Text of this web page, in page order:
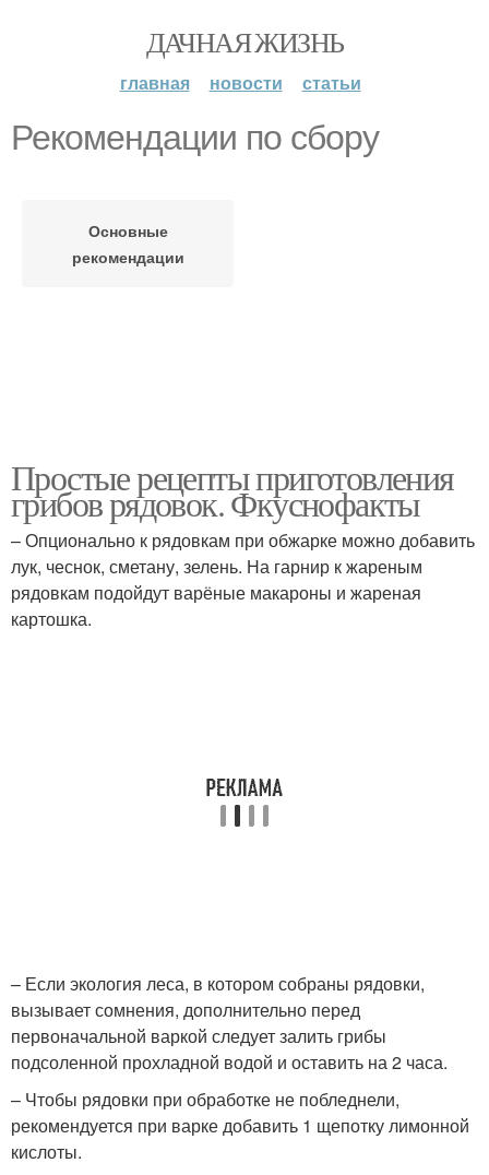
ДАЧНАЯ ЖИЗНЬ
главная новости статьи
Рекомендации по сбору
Основные
рекомендации
Простые рецепты приготовления
грибов рядовок. Фкуснофакты
– Опционально к рядовкам при обжарке можно добавить
лук, чеснок, сметану, зелень. На гарнир к жареным
рядовкам подойдут варёные макароны и жареная
картошка.
– Если экология леса, в котором собраны рядовки,
вызывает сомнения, дополнительно перед
первоначальной варкой следует залить грибы
подсоленной прохладной водой и оставить на 2 часа.
– Чтобы рядовки при обработке не побледнели,
рекомендуется при варке добавить 1 щепотку лимонной
кислоты.